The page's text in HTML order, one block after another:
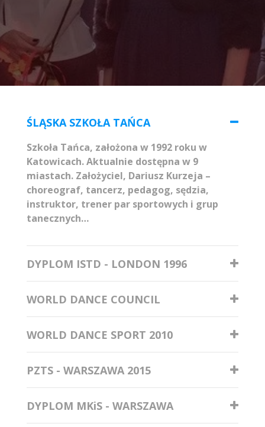
ŚLĄSKA SZKOŁA TAŃCA
Szkoła Tańca, założona w 1992 roku w
Katowicach. Aktualnie dostępna w 9
miastach. Założyciel, Dariusz Kurzeja –
choreograf, tancerz, pedagog, sędzia,
instruktor, trener par sportowych i grup
tanecznych…
DYPLOM ISTD - LONDON 1996
WORLD DANCE COUNCIL
WORLD DANCE SPORT 2010
PZTS - WARSZAWA 2015
DYPLOM MKiS - WARSZAWA